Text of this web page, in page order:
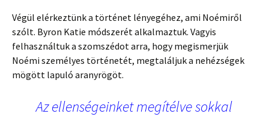
Végül elérkeztünk a történet lényegéhez, ami Noémiről
szólt. Byron Katie módszerét alkalmaztuk. Vagyis
felhasználtuk a szomszédot arra, hogy megismerjük
Noémi személyes történetét, megtaláljuk a nehézségek
mögött lapuló aranyrögöt.
Az ellenségeinket megítélve sokkal